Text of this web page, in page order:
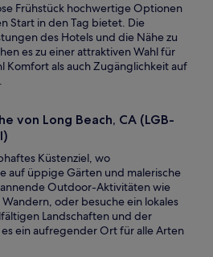
ö
f
n
e
n
e
m
n
e
F
n
s
t
e
r
g
e
Frühstück hochwertige Optionen
Start in den Tag bietet. Die
des Hotels und die Nähe zu
es zu einer attraktiven Wahl für
Komfort als auch Zugänglichkeit auf
von Long Beach, CA (LGB-
Küstenziel, wo
auf üppige Gärten und malerische
Outdoor-Aktivitäten wie
oder besuche ein lokales
Landschaften und der
ein aufregender Ort für alle Arten